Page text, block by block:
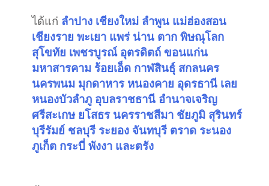
ได้แก่ ลำปาง เชียงใหม่ ลำพูน แม่ฮ่องสอน
เชียงราย พะเยา แพร่ น่าน ตาก พิษณุโลก
สุโขทัย เพชรบูรณ์ อุตรดิตถ์ ขอนแก่น
มหาสารคาม ร้อยเอ็ด กาฬสินธุ์ สกลนคร
นครพนม มุกดาหาร หนองคาย อุดรธานี เลย
หนองบัวลำภู อุบลราชธานี อำนาจเจริญ
ศรีสะเกษ ยโสธร นครราชสีมา ชัยภูมิ สุรินทร์
บุรีรัมย์ ชลบุรี ระยอง จันทบุรี ตราด ระนอง
ภูเก็ต กระบี่ พังงา และตรัง